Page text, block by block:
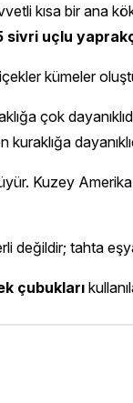
kısa bir ana
sivri uçlu
kümeler
çok
büyür. Kuzey
değildir; tahta
çubukları